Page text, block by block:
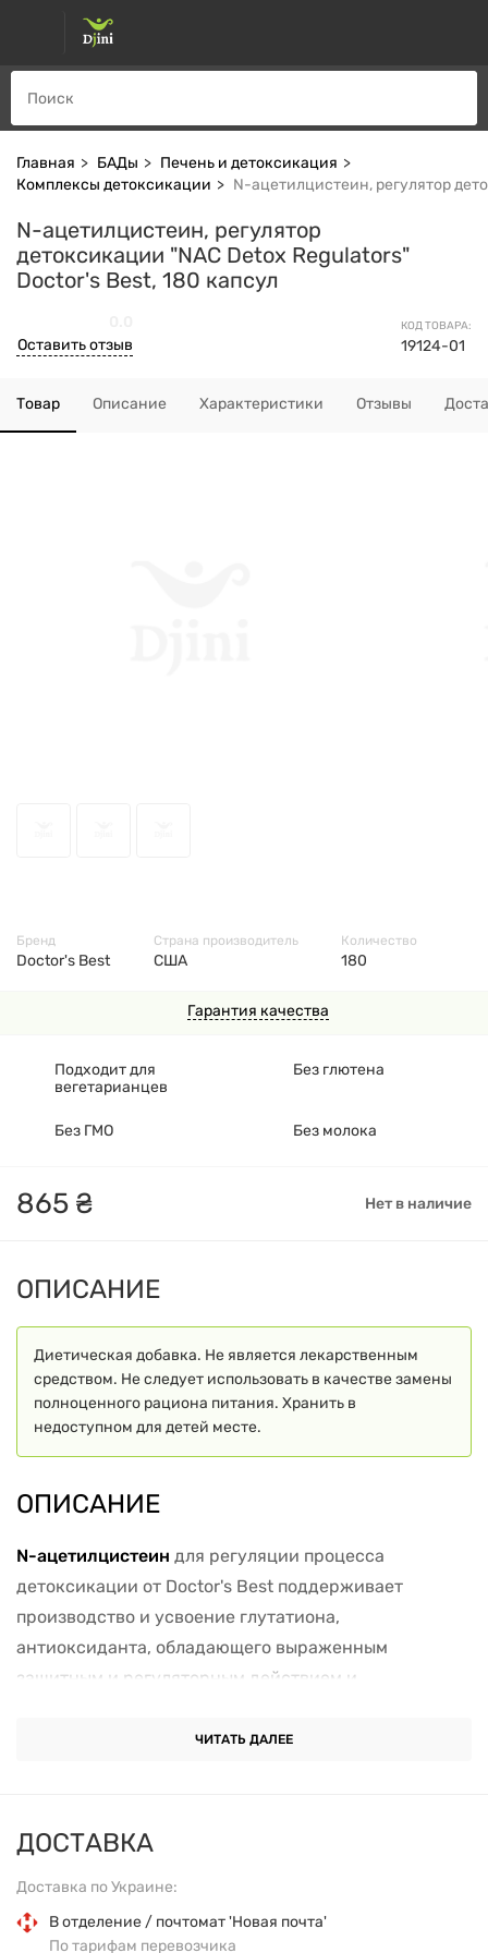
Главная БАДы
Печень и детоксикация
Комплексы детоксикации
N-ацетилцистеин, регулятор
N-ацетилцистеин, регулятор
детоксикации "NAC Detox Regulators"
Doctor's Best, 180 капсул
КОД ТОВАРА:
19124-01
Оставить отзыв
Товар Описание Характеристики Отзывы
Гарантия качества
865 ₴ Нет в наличие
Подходит для
вегетарианцев
Без глютена
Без ГМО Без молока
ДОСТАВКА
Доставка по Украине:
В отделение / почтомат 'Новая почта'
По тарифам перевозчика
Бренд
Doctor's Best
Страна производитель
США
Количество
180
ОПИСАНИЕ
Диетическая добавка. Не является лекарственным
средством. Не следует использовать в качестве замены
полноценного рациона питания. Хранить в
недоступном для детей месте.
ОПИСАНИЕ
N-ацетилцистеин для регуляции процесса
детоксикации от Doctor's Best поддерживает
производство и усвоение глутатиона,
антиоксиданта, обладающего выраженным
защитным и регуляторным действием и
Доказано, что NAC (N-ацетилцистеин) способствует
поддерживать выработку энергии, очищение
организма и другие фундаментальные жизненные
процессы:
ЧИТАТЬ ДАЛЕЕ